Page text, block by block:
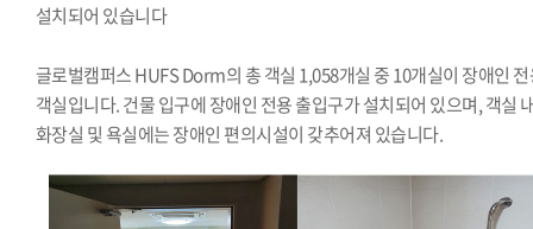
설치되어 있습니다
글로벌캠퍼스 HUFS Dorm의 총 객실 1,058개실 중 10개실이 장애인
객실입니다. 건물 입구에 장애인 전용 출입구가 설치되어 있으며, 객실
화장실 및 욕실에는 장애인 편의시설이 갖추어져 있습니다.